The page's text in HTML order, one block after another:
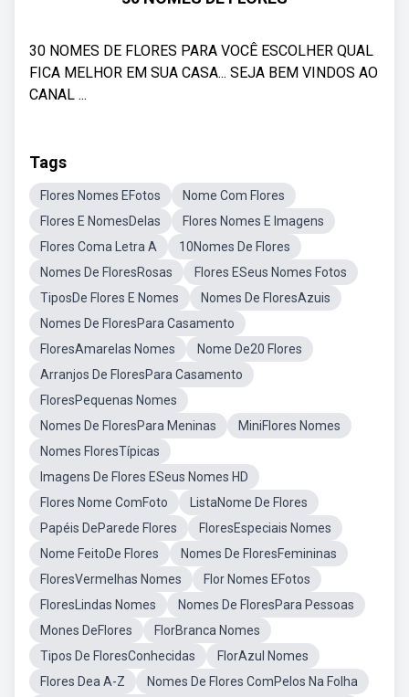
30 NOMES DE FLORES PARA VOCÊ ESCOLHER QUAL
FICA MELHOR EM SUA CASA... SEJA BEM VINDOS AO
CANAL ...
Tags
Flores Nomes EFotos
Nome Com Flores
Flores E NomesDelas
Flores Nomes E Imagens
Flores Coma Letra A
10Nomes De Flores
Nomes De FloresRosas
Flores ESeus Nomes Fotos
TiposDe Flores E Nomes
Nomes De FloresAzuis
Nomes De FloresPara Casamento
FloresAmarelas Nomes
Nome De20 Flores
Arranjos De FloresPara Casamento
FloresPequenas Nomes
Nomes De FloresPara Meninas
MiniFlores Nomes
Nomes FloresTípicas
Imagens De Flores ESeus Nomes HD
Flores Nome ComFoto
ListaNome De Flores
Papéis DeParede Flores
FloresEspeciais Nomes
Nome FeitoDe Flores
Nomes De FloresFemininas
FloresVermelhas Nomes
Flor Nomes EFotos
FloresLindas Nomes
Nomes De FloresPara Pessoas
Mones DeFlores
FlorBranca Nomes
Tipos De FloresConhecidas
FlorAzul Nomes
Flores Dea A-Z
Nomes De Flores ComPelos Na Folha